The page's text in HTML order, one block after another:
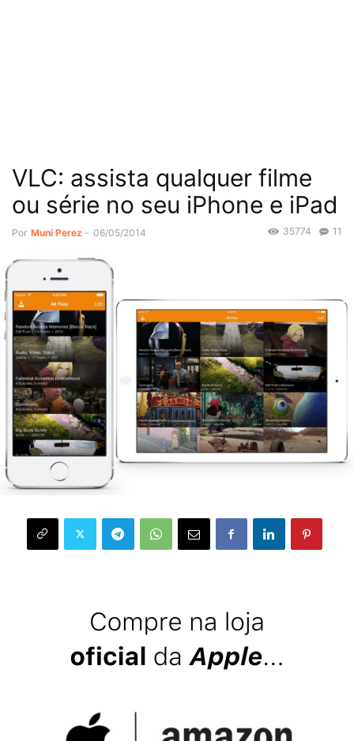
VLC: assista qualquer filme
ou série no seu iPhone e iPad
Por Muni Perez - 06/05/2014 11
35774